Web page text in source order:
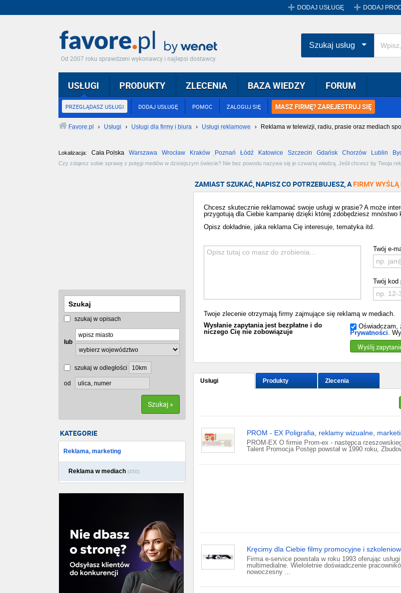
DODAJ USŁUGĘ DODAJ
Od 2007 roku sprawdzeni wykonawcy i najlepsi dostawcy
USŁUGI
PRZEGLĄDASZ USŁUGI DODAJ USŁUGĘ POMOC ZALOGUJ SIĘ MASZ FIRMĘ? ZAREJESTRUJ SIĘ
PRODUKTY ZLECENIA BAZA WIEDZY FORUM
Szukaj usług
Favore.pl › Usługi › Usługi dla firmy i biura › Usługi reklamowe › Reklama w telewizji, radiu, prasie oraz mediach
Lokalizacja: Cała Polska Warszawa Wrocław Kraków Poznań Łódź Katowice Szczecin Gdańsk Chorzów Lublin
Czy zdajesz sobie sprawę z potęgi mediów w dzisiejszym świecie? Nie bez powodu nazywa się je czwartą władzą. Jeśli chcesz by Twoja
szukaj w opisach
lub
szukaj w odległości
od
Szukaj »
KATEGORIE
Reklama, marketing
Reklama w mediach (450)
ZAMIAST SZUKAĆ, NAPISZ CO POTRZEBUJESZ, AFIRMY WYŚLĄ
Chcesz skutecznie reklamować swoje usługi w prasie? A może
przygotują dla Ciebie kampanię dzięki której zdobędziesz mnóstwo
Opisz dokładnie, jaka reklama Cię interesuje, tematyka itd.
Twój e-
Twój kod
Twoje zlecenie otrzymają firmy zajmujące się reklamą w mediach.
Wysłanie zapytania jest bezpłatne i do
niczego Cię nie zobowiązuje
Oświadczam,
Prywatności.
Wyślij
Usługi Produkty Zlecenia
PROM - EX Poligrafia, reklamy wizualne,
PROM-EX O firmie Prom-ex - następca
Talent Promocja Postęp powstał w 1990 roku,
Kręcimy dla Ciebie filmy promocyjne i
Firma e-service powstała w roku 1993 oferując
multimedialne. Wieloletnie doświadczenie
nowoczesny ...